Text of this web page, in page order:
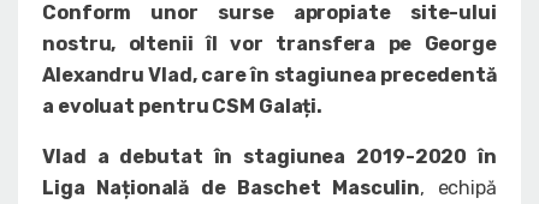
Conform unor surse apropiate site-ului
nostru, oltenii îl vor transfera pe George
Alexandru Vlad, care în stagiunea precedentă
a evoluat pentru CSM Galați.
Vlad a debutat în stagiunea 2019-2020 în
Liga Națională de Baschet Masculin, echipă